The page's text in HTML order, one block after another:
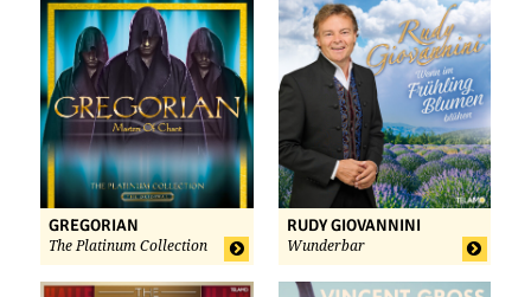
GREGORIAN
The Platinum Collection
RUDY GIOVANNINI
Wunderbar